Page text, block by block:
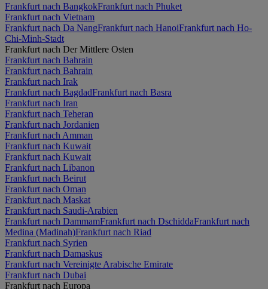
Frankfurt nach BangkokFrankfurt nach Phuket
Frankfurt nach Vietnam
Frankfurt nach Da NangFrankfurt nach HanoiFrankfurt nach Ho-
Chi-Minh-Stadt
Frankfurt nach Der Mittlere Osten
Frankfurt nach Bahrain
Frankfurt nach Bahrain
Frankfurt nach Irak
Frankfurt nach BagdadFrankfurt nach Basra
Frankfurt nach Iran
Frankfurt nach Teheran
Frankfurt nach Jordanien
Frankfurt nach Amman
Frankfurt nach Kuwait
Frankfurt nach Kuwait
Frankfurt nach Libanon
Frankfurt nach Beirut
Frankfurt nach Oman
Frankfurt nach Maskat
Frankfurt nach Saudi-Arabien
Frankfurt nach DammamFrankfurt nach DschiddaFrankfurt nach
Medina (Madinah)Frankfurt nach Riad
Frankfurt nach Syrien
Frankfurt nach Damaskus
Frankfurt nach Vereinigte Arabische Emirate
Frankfurt nach Dubai
Frankfurt nach Europa